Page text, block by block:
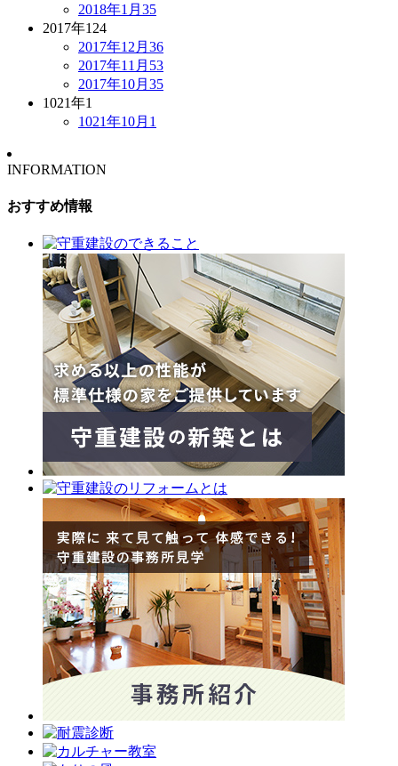
2018年1月 35
2017年124
2017年12月 36
2017年11月 53
2017年10月 35
1021年1
1021年10月 1
INFORMATION
おすすめ情報